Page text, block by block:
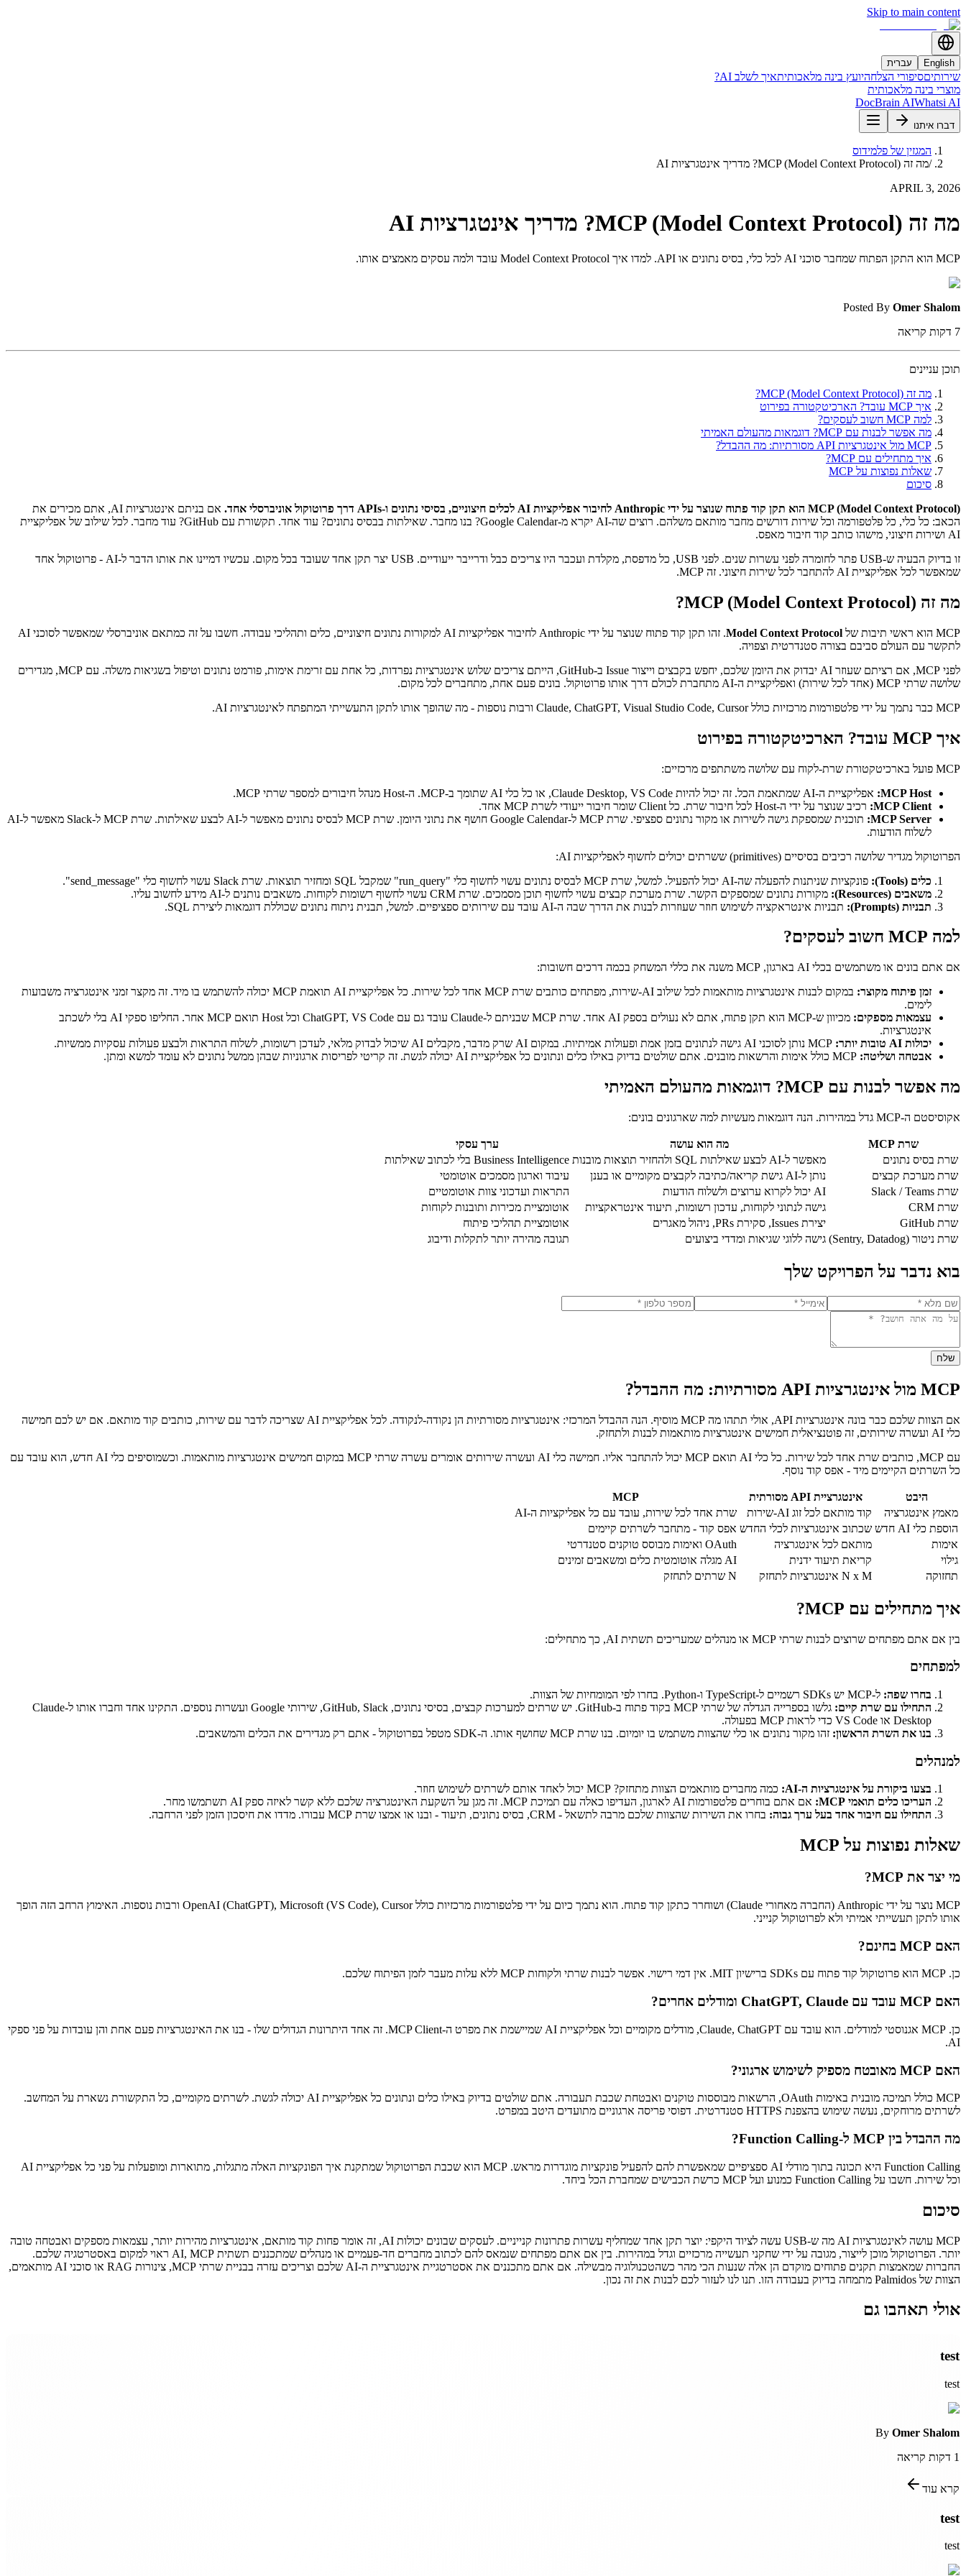
Skip to main content
English עברית
שירותיםסיפורי הצלחהיועץ בינה מלאכותיתאיך לשלב AI?
מוצרי בינה מלאכותית
DocBrain AIWhatsi AI
דברו איתנו
המגזין של פלמידוס
/מה זה MCP (Model Context Protocol)? מדריך אינטגרציות AI
APRIL 3, 2026
מה זה MCP (Model Context Protocol)? מדריך אינטגרציות AI
MCP הוא התקן הפתוח שמחבר סוכני AI לכל כלי, בסיס נתונים או API. למדו איך Model Context Protocol עובד ולמה עסקים מאמצים אותו.
Posted By Omer Shalom
7 דקות קריאה
תוכן עניינים
מה זה MCP (Model Context Protocol)?
איך MCP עובד? הארכיטקטורה בפירוט
למה MCP חשוב לעסקים?
מה אפשר לבנות עם MCP? דוגמאות מהעולם האמיתי
MCP מול אינטגרציות API מסורתיות: מה ההבדל?
איך מתחילים עם MCP?
שאלות נפוצות על MCP
סיכום
MCP (Model Context Protocol) הוא תקן קוד פתוח שנוצר על ידי Anthropic לחיבור אפליקציות AI לכלים חיצוניים, בסיסי נתונים ו-APIs דרך פרוטוקול אוניברסלי אחד.
אם בניתם אינטגרציות AI, אתם מכירים את
הכאב: כל כלי, כל פלטפורמה וכל שירות דורשים מחבר מותאם משלהם. רוצים שה-AI יקרא מ-Google Calendar? בנו מחבר. שאילתות בבסיס נתונים? עוד אחד. תקשורת עם GitHub? עוד מחבר. לכל שילוב של אפליקציית
AI ושירות חיצוני, מישהו כותב קוד חיבור מאפס.
זו בדיוק הבעיה ש-USB פתר לחומרה לפני עשרות שנים. לפני USB, כל מדפסת, מקלדת ועכבר היו צריכים כבל ודרייבר ייעודיים. USB יצר תקן אחד שעובד בכל מקום. עכשיו דמיינו את אותו הדבר ל-AI - פרוטוקול אחד
שמאפשר לכל אפליקציית AI להתחבר לכל שירות חיצוני. זה MCP.
מה זה MCP (Model Context Protocol)?
MCP הוא ראשי תיבות של Model Context Protocol
. זהו תקן קוד פתוח שנוצר על ידי Anthropic לחיבור אפליקציות AI למקורות נתונים חיצוניים, כלים ותהליכי עבודה. חשבו על זה כמתאם אוניברסלי שמאפשר לסוכני AI
לתקשר עם העולם סביבם בצורה סטנדרטית וצפויה.
לפני MCP, אם רציתם שעוזר AI יבדוק את היומן שלכם, יחפש בקבצים וייצור Issue ב-GitHub, הייתם צריכים שלוש אינטגרציות נפרדות, כל אחת עם זרימת אימות, פורמט נתונים וטיפול בשגיאות משלה. עם MCP, מגדירים
שלושה שרתי MCP (אחד לכל שירות) ואפליקציית ה-AI מתחברת לכולם דרך אותו פרוטוקול. בונים פעם אחת, מתחברים לכל מקום.
MCP כבר נתמך על ידי פלטפורמות מרכזיות כולל Claude, ChatGPT, Visual Studio Code, Cursor ורבות נוספות - מה שהופך אותו לתקן התעשייתי המתפתח לאינטגרציות AI.
איך MCP עובד? הארכיטקטורה בפירוט
MCP פועל בארכיטקטורת שרת-לקוח עם שלושה משתתפים מרכזיים:
MCP Host: אפליקציית ה-AI שמתאמת הכל. זה יכול להיות Claude Desktop, VS Code, או כל כלי AI שתומך ב-MCP. ה-Host מנהל חיבורים למספר שרתי MCP.
MCP Client: רכיב שנוצר על ידי ה-Host לכל חיבור שרת. כל Client שומר חיבור ייעודי לשרת MCP אחד.
MCP Server:
תוכנית שמספקת גישה לשירות או מקור נתונים ספציפי. שרת MCP ל-Google Calendar חושף את נתוני היומן. שרת MCP לבסיס נתונים מאפשר ל-AI לבצע שאילתות. שרת MCP ל-Slack מאפשר ל-AI
לשלוח הודעות.
הפרוטוקול מגדיר שלושה רכיבים בסיסיים (primitives) ששרתים יכולים לחשוף לאפליקציות AI:
כלים (Tools):
פונקציות שניתנות להפעלה שה-AI יכול להפעיל. למשל, שרת MCP לבסיס נתונים עשוי לחשוף כלי "run_query" שמקבל SQL ומחזיר תוצאות. שרת Slack עשוי לחשוף כלי "send_message".
משאבים (Resources):
מקורות נתונים שמספקים הקשר. שרת מערכת קבצים עשוי לחשוף תוכן מסמכים. שרת CRM עשוי לחשוף רשומות לקוחות. משאבים נותנים ל-AI מידע לחשוב עליו.
תבניות (Prompts):
תבניות אינטראקציה לשימוש חוזר שעוזרות לבנות את הדרך שבה ה-AI עובד עם שירותים ספציפיים. למשל, תבנית ניתוח נתונים שכוללת דוגמאות ליצירת SQL.
למה MCP חשוב לעסקים?
אם אתם בונים או משתמשים בכלי AI בארגון, MCP משנה את כללי המשחק בכמה דרכים חשובות:
זמן פיתוח מקוצר:
במקום לבנות אינטגרציות מותאמות לכל שילוב AI-שירות, מפתחים כותבים שרת MCP אחד לכל שירות. כל אפליקציית AI תואמת MCP יכולה להשתמש בו מיד. זה מקצר זמני אינטגרציה משבועות
לימים.
עצמאות מספקים:
מכיוון ש-MCP הוא תקן פתוח, אתם לא נעולים בספק AI אחד. שרת MCP שבניתם ל-Claude עובד גם עם ChatGPT, VS Code וכל Host תואם MCP אחר. החליפו ספקי AI בלי לשכתב
אינטגרציות.
יכולות AI טובות יותר:
אבטחה ושליטה:
מה אפשר לבנות עם MCP? דוגמאות מהעולם האמיתי
אקוסיסטם ה-MCP גדל במהירות. הנה דוגמאות מעשיות למה שארגונים בונים:
שרת MCP מה הוא עושה
ערך עסקי
שרת בסיס נתונים
מאפשר ל-AI לבצע שאילתות SQL ולהחזיר תוצאות מובנות
Business Intelligence בלי לכתוב שאילתות
שרת מערכת קבצים
נותן ל-AI גישת קריאה/כתיבה לקבצים מקומיים או בענן
עיבוד וארגון מסמכים אוטומטי
שרת Slack / Teams
AI יכול לקרוא ערוצים ולשלוח הודעות
התראות ועדכוני צוות אוטומטיים
שרת CRM
גישה לנתוני לקוחות, עדכון רשומות, תיעוד אינטראקציות
אוטומציית מכירות ותובנות לקוחות
שרת GitHub
יצירת Issues, סקירת PRs, ניהול מאגרים
אוטומציית תהליכי פיתוח
שרת ניטור (Sentry, Datadog)
גישה ללוגי שגיאות ומדדי ביצועים תגובה מהירה יותר לתקלות ודיבוג
בוא נדבר על הפרויקט שלך
שלח
MCP מול אינטגרציות API מסורתיות: מה ההבדל?
אם הצוות שלכם כבר בונה אינטגרציות API, אולי תתהו מה MCP מוסיף. הנה ההבדל המרכזי: אינטגרציות מסורתיות הן נקודה-לנקודה. לכל אפליקציית AI שצריכה לדבר עם שירות, כותבים קוד מותאם. אם יש לכם חמישה
כלי AI ועשרה שירותים, זה פוטנציאלית חמישים אינטגרציות מותאמות לבנות ולתחזק.
עם MCP, כותבים שרת אחד לכל שירות. כל כלי AI תואם MCP יכול להתחבר אליו. חמישה כלי AI ועשרה שירותים אומרים עשרה שרתי MCP במקום חמישים אינטגרציות מותאמות. וכשמוסיפים כלי AI חדש, הוא עובד עם
כל השרתים הקיימים מיד - אפס קוד נוסף.
היבט אינטגרציית API מסורתית
MCP
מאמץ אינטגרציה
קוד מותאם לכל זוג AI-שירות
שרת אחד לכל שירות, עובד עם כל אפליקציות ה-AI
הוספת כלי AI חדש
שכתוב אינטגרציות לכלי החדש אפס קוד - מתחבר לשרתים קיימים
אימות
מותאם לכל אינטגרציה
OAuth ואימות מבוסס טוקנים סטנדרטי
גילוי
קריאת תיעוד ידנית
AI מגלה אוטומטית כלים ומשאבים זמינים
תחזוקה
N x M אינטגרציות לתחזק N שרתים לתחזק
איך מתחילים עם MCP?
בין אם אתם מפתחים שרוצים לבנות שרתי MCP או מנהלים שמעריכים תשתית AI, כך מתחילים:
למפתחים
בחרו שפה: ל-MCP יש SDKs רשמיים ל-TypeScript ו-Python. בחרו לפי המומחיות של הצוות.
התחילו עם שרת קיים:
גלשו בספרייה הגדלה של שרתי MCP בקוד פתוח ב-GitHub. יש שרתים למערכות קבצים, בסיסי נתונים, GitHub, Slack, שירותי Google ועשרות נוספים. התקינו אחד וחברו אותו ל-Claude
Desktop או VS Code כדי לראות MCP בפעולה.
בנו את השרת הראשון: זהו מקור נתונים או כלי שהצוות משתמש בו יומיום. בנו שרת MCP שחושף אותו. ה-SDK מטפל בפרוטוקול - אתם רק מגדירים את הכלים והמשאבים.
למנהלים
בצעו ביקורת על אינטגרציות ה-AI:
כמה מחברים מותאמים הצוות מתחזק? MCP יכול לאחד אותם לשרתים לשימוש חוזר.
העריכו כלים תואמי MCP:
אם אתם בוחרים פלטפורמות AI לארגון, העדיפו כאלה עם תמיכת MCP. זה מגן על השקעת האינטגרציה שלכם ללא קשר לאיזה ספק AI תשתמשו מחר.
התחילו עם חיבור אחד בעל ערך גבוה: בחרו את השירות שהצוות שלכם מרבה לתשאל - CRM, בסיס נתונים, תיעוד - ובנו או אמצו שרת MCP עבורו. מדדו את חיסכון הזמן לפני הרחבה.
שאלות נפוצות על MCP
מי יצר את MCP?
MCP נוצר על ידי Anthropic (החברה מאחורי Claude) ושוחרר כתקן קוד פתוח. הוא נתמך כיום על ידי פלטפורמות מרכזיות כולל OpenAI (ChatGPT), Microsoft (VS Code), Cursor ורבות נוספות. האימוץ הרחב הזה הופך
אותו לתקן תעשייתי אמיתי ולא לפרוטוקול קנייני.
האם MCP בחינם?
כן. MCP הוא פרוטוקול קוד פתוח עם SDKs ברישיון MIT. אין דמי רישוי. אפשר לבנות שרתי ולקוחות MCP ללא עלות מעבר לזמן הפיתוח שלכם.
האם MCP עובד עם ChatGPT, Claude ומודלים אחרים?
כן. MCP אגנוסטי למודלים. הוא עובד עם Claude, ChatGPT, מודלים מקומיים וכל אפליקציית AI שמיישמת את מפרט ה-MCP Client. זה אחד היתרונות הגדולים שלו - בנו את האינטגרציות פעם אחת והן עובדות על פני ספקי
AI.
האם MCP מאובטח מספיק לשימוש ארגוני?
MCP כולל תמיכה מובנית באימות OAuth, הרשאות מבוססות טוקנים ואבטחת שכבת תעבורה. אתם שולטים בדיוק באילו כלים ונתונים כל אפליקציית AI יכולה לגשת. לשרתים מקומיים, כל התקשורת נשארת על המחשב.
לשרתים מרוחקים, נעשה שימוש בהצפנת HTTPS סטנדרטית. דפוסי פריסה ארגוניים מתועדים היטב במפרט.
מה ההבדל בין MCP ל-Function Calling?
Function Calling היא תכונה בתוך מודלי AI ספציפיים שמאפשרת להם להפעיל פונקציות מוגדרות מראש. MCP הוא שכבת הפרוטוקול שמתקנת איך הפונקציות האלה מתגלות, מתוארות ומופעלות על פני כל אפליקציית AI
וכל שירות. חשבו על Function Calling כמנוע ועל MCP כרשת הכבישים שמחברת הכל ביחד.
סיכום
MCP עושה לאינטגרציות AI מה ש-USB עשה לציוד היקפי: יוצר תקן אחד שמחליף עשרות פתרונות קנייניים. לעסקים שבונים יכולות AI, זה אומר פחות קוד מותאם, אינטגרציות מהירות יותר, עצמאות מספקים ואבטחה טובה
יותר. הפרוטוקול מוכן לייצור, מגובה על ידי שחקני תעשייה מרכזיים וגדל במהירות. בין אם אתם מפתחים שנמאס להם לכתוב מחברים חד-פעמיים או מנהלים שמתכננים תשתית AI, MCP ראוי למקום באסטרטגיה שלכם.
החברות שמאמצות תקנים פתוחים מוקדם הן אלה שנעות הכי מהר כשהטכנולוגיה מבשילה. אם אתם מתכננים את אסטרטגיית אינטגרציית ה-AI שלכם וצריכים עזרה בבניית שרתי MCP, צינורות RAG או סוכני AI מותאמים,
הצוות של Palmidos מתמחה בדיוק בעבודה הזו. תנו לנו לעזור לכם לבנות את זה נכון.
אולי תאהבו גם
test
test
By Omer Shalom
1 דקות קריאה
קרא עוד
test
test